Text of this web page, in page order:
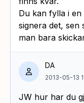
Du kan fylla i
signera det, sen
man bara
DA
2013-05-13
JW hur har du